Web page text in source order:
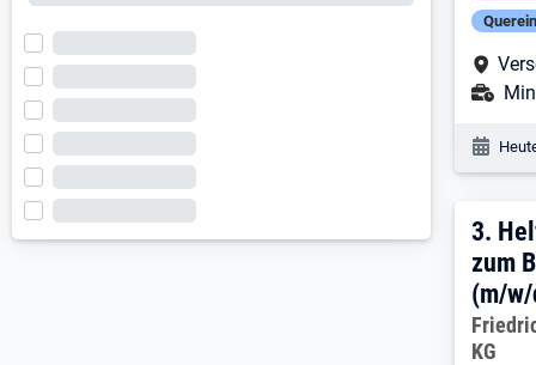
3.
3.
zum
(m/
KG